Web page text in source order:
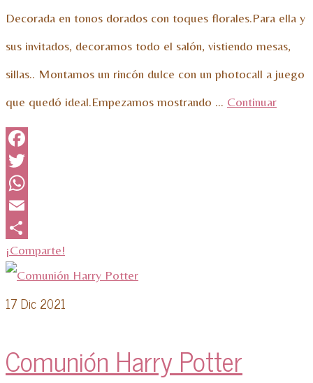
Decorada en tonos dorados con toques florales.Para ella y
sus invitados, decoramos todo el salón, vistiendo mesas,
sillas.. Montamos un rincón dulce con un photocall a juego
que quedó ideal.Empezamos mostrando … Continuar
Facebook
Twitter
WhatsApp
Email
¡Comparte!
17 Dic 2021
Comunión Harry Potter